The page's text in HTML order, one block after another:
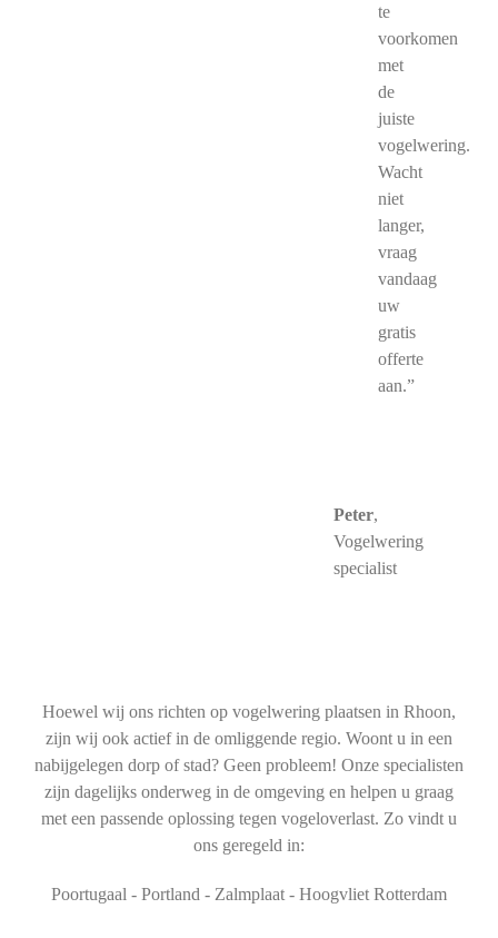
te
voorkomen
met
de
juiste
vogelwering.
Wacht
niet
langer,
vraag
vandaag
uw
gratis
offerte
aan.”
Peter,
Vogelwering
specialist
Hoewel wij ons richten op vogelwering plaatsen in Rhoon,
zijn wij ook actief in de omliggende regio. Woont u in een
nabijgelegen dorp of stad? Geen probleem! Onze specialisten
zijn dagelijks onderweg in de omgeving en helpen u graag
met een passende oplossing tegen vogeloverlast. Zo vindt u
ons geregeld in:
Poortugaal - Portland - Zalmplaat - Hoogvliet Rotterdam